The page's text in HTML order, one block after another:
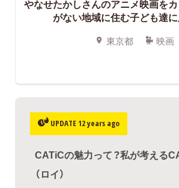
やなせたかしさんのアニメ映画を
がない地域に住む子ども達
東京都 映画
UPDATE 12 years ago
CATiCの魅力って？私が考える
（ロイ）